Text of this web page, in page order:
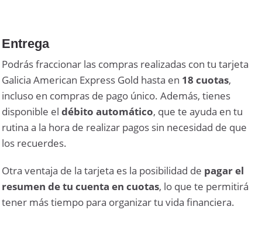
Entrega
Podrás fraccionar las compras realizadas con tu tarjeta
Galicia American Express Gold hasta en 18 cuotas,
incluso en compras de pago único. Además, tienes
disponible eldébito automático, que te ayuda en tu
rutina a la hora de realizar pagos sin necesidad de que
los recuerdes.
Otra ventaja de la tarjeta es la posibilidad de pagar el
resumen de tu cuenta en cuotas, lo que te permitirá
tener más tiempo para organizar tu vida financiera.